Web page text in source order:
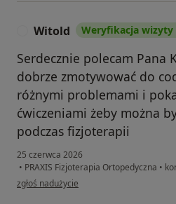
Witold Weryfikacja wizyty
Serdecznie polecam Pana
dobrze zmotywować do
różnymi problemami i
ćwiczeniami żeby można
podczas fizjoterapii
25 czerwca 2026
• PRAXIS Fizjoterapia Ortopedyczna •
w opinii użytkownika Witold
zgłoś nadużycie